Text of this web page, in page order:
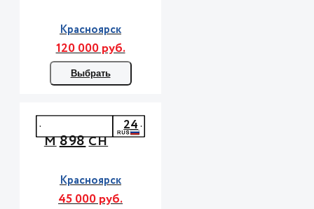
Красноярск
120 000 руб.
Выбрать
М898СН
24
Красноярск
45 000 руб.